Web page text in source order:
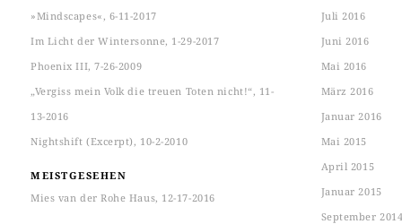
»Mindscapes«, 6-11-2017
Im Licht der Wintersonne, 1-29-2017
Phoenix III, 7-26-2009
„Vergiss mein Volk die treuen Toten nicht!“, 11-
13-2016
Nightshift (Excerpt), 10-2-2010
MEISTGESEHEN
Mies van der Rohe Haus, 12-17-2016
Juli 2016
Juni 2016
Mai 2016
März 2016
Januar 2016
Mai 2015
April 2015
Januar 2015
September